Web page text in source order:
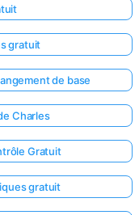
gratuit
de base
Charles
Gratuit
gratuit